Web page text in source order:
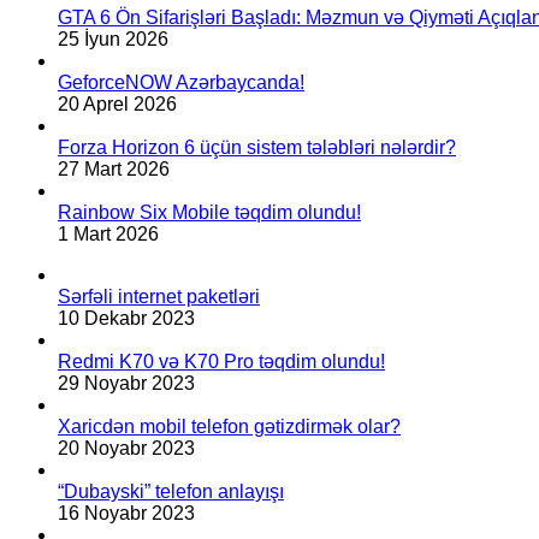
GTA 6 Ön Sifarişləri Başladı: Məzmun və Qiyməti
25 İyun 2026
GeforceNOW Azərbaycanda!
20 Aprel 2026
Forza Horizon 6 üçün sistem tələbləri nələrdir?
27 Mart 2026
Rainbow Six Mobile təqdim olundu!
1 Mart 2026
Sərfəli internet paketləri
10 Dekabr 2023
Redmi K70 və K70 Pro təqdim olundu!
29 Noyabr 2023
Xaricdən mobil telefon gətizdirmək olar?
20 Noyabr 2023
“Dubayski” telefon anlayışı
16 Noyabr 2023